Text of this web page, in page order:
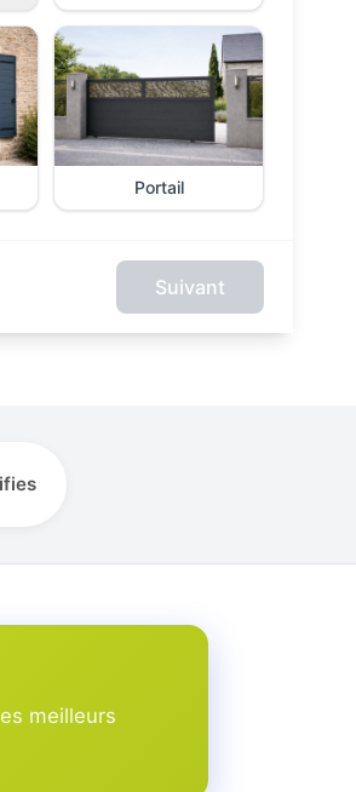
Portail
Suivant
meilleurs